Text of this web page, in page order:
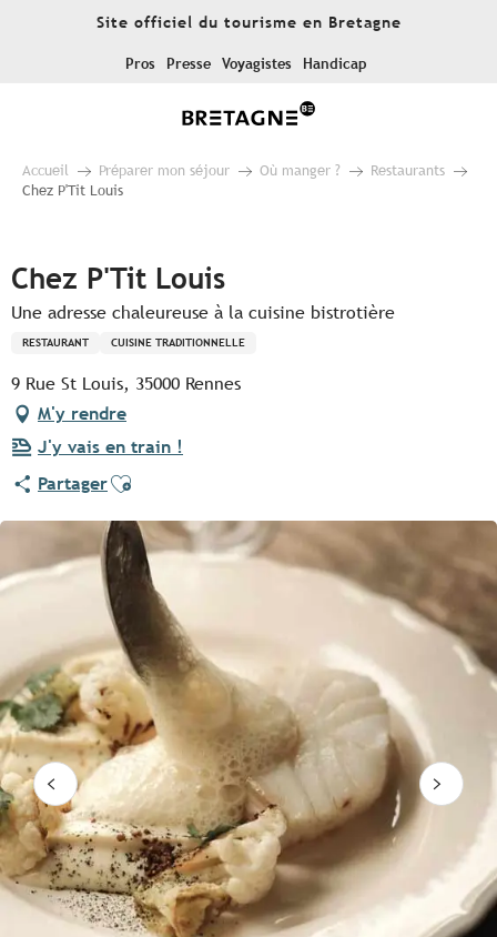
Site officiel du tourisme en Bretagne
Pros Presse Voyagistes Handicap
Accueil Préparer mon séjour Où manger ?
Restaurants
Chez P'Tit Louis
Chez P'Tit Louis
Une adresse chaleureuse à la cuisine bistrotière
RESTAURANT CUISINE TRADITIONNELLE
9 Rue St Louis, 35000 Rennes
M'y rendre
J'y vais en train !
PartagerAjouter aux favoris